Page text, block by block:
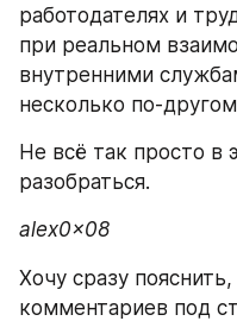
работодателях и
при реальном
внутренними
несколько по-
Не всё так просто в
разобраться.
alex0x08
Хочу сразу
комментариев под